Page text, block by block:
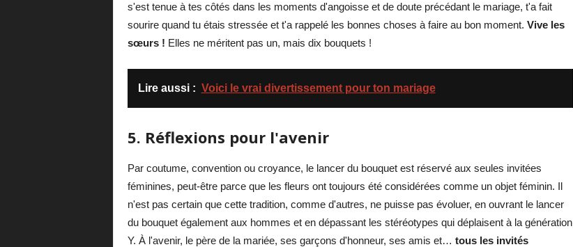
s'est tenue à tes côtés dans les moments d'angoisse et de doute précédant le mariage, t'a fait
sourire quand tu étais stressée et t'a rappelé les bonnes choses à faire au bon moment. Vive les
sœurs ! Elles ne méritent pas un, mais dix bouquets !
Lire aussi : Voici le vrai divertissement pour ton mariage
5. Réflexions pour l'avenir
Par coutume, convention ou croyance, le lancer du bouquet est réservé aux seules invitées
féminines, peut-être parce que les fleurs ont toujours été considérées comme un objet féminin. Il
n'est pas certain que cette tradition, comme d'autres, ne puisse pas évoluer, en ouvrant le lancer
du bouquet également aux hommes et en dépassant les stéréotypes qui déplaisent à la génération
Y. À l'avenir, le père de la mariée, ses garçons d'honneur, ses amis et… tous les invités